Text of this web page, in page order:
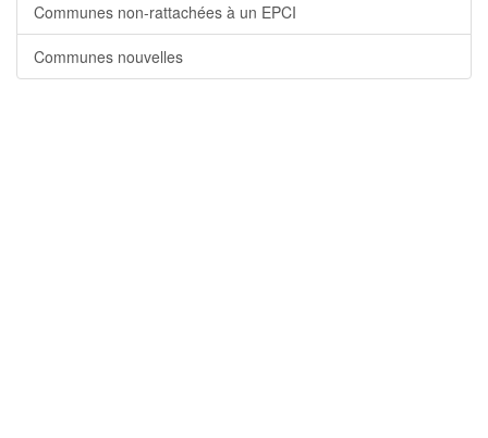
Communes non-rattachées à un EPCI
Communes nouvelles